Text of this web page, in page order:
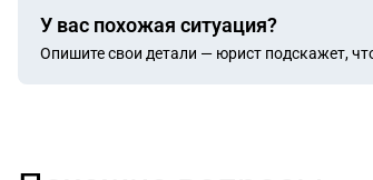
У вас похожая ситуация?
Опишите свои детали — юрист подскажет,